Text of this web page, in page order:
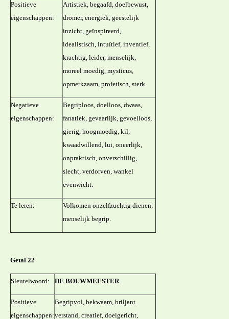
Positieve
eigenschappen:
Artistiek, begaafd, doelbewust,
dromer, energiek, geestelijk
inzicht, geïnspireerd,
idealistisch, intuïtief, inventief,
krachtig, leider, menselijk,
moreel moedig, mysticus,
opmerkzaam, profetisch, sterk.
Negatieve
eigenschappen:
Begriploos, doelloos, dwaas,
fanatiek, gevaarlijk, gevoelloos,
gierig, hoogmoedig, kil,
kwaadwillend, lui, oneerlijk,
onpraktisch, onverschillig,
slecht, verdorven, wankel
evenwicht.
Te leren:
Volkomen onzelfzuchtig dienen;
menselijk begrip.
Getal 22
Sleutelwoord: DE BOUWMEESTER
Positieve
eigenschappen:
Begripvol, bekwaam, briljant
verstand, creatief, doelgericht,